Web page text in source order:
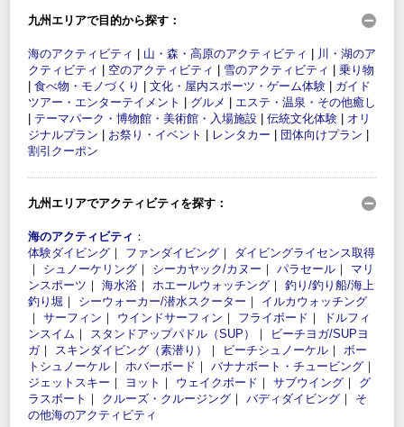
九州エリアで目的から探す：
海のアクティビティ 山・森・高原のアクティビティ
川・湖のア
クティビティ
空のアクティビティ 雪のアクティビティ
乗り物
食べ物・モノづくり 文化・屋内スポーツ・ゲーム体験
ガイド
ツアー・エンターテイメント
グルメ
エステ・温泉・その他癒し
テーマパーク・博物館・美術館・入場施設 伝統文化体験
オリ
ジナルプラン
お祭り・イベント レンタカー 団体向けプラン
割引クーポン
九州エリアでアクティビティを探す：
海のアクティビティ ：
体験ダイビング ｜ ファンダイビング ｜ ダイビングライセンス取得
｜ シュノーケリング ｜ シーカヤック/カヌー ｜ パラセール ｜ マリ
ンスポーツ ｜ 海水浴 ｜ ホエールウォッチング ｜ 釣り/釣り船/海上
釣り堀 ｜ シーウォーカー/潜水スクーター ｜ イルカウォッチング
｜ サーフィン ｜ ウインドサーフィン ｜ フライボード ｜
ドルフィ
ンスイム ｜ スタンドアップパドル（SUP） ｜
ビーチヨガ/SUPヨ
ガ｜ スキンダイビング（素潜り） ｜ ビーチシュノーケル ｜ ボー
トシュノーケル ｜ ホバーボード ｜ バナナボート・チュービング ｜
ジェットスキー ｜ ヨット ｜ ウェイクボード ｜ サブウイング ｜ グ
ラスボート ｜ クルーズ・クルージング ｜ バディダイビング ｜ そ
の他海のアクティビティ